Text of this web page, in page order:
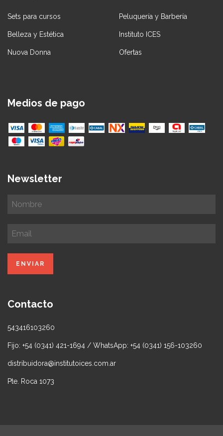
Sets para cursos Peluquería y Barbería
Belleza y Estética Instituto ICES
Nuova Donna Ofertas
Medios de pago
Newsletter
Contacto
543416103260
Fijo: +54 (0341) 421-1694 / WhatsApp: +54 (0341) 156-103260
distribuidora@institutoices.com.ar
Pte. Roca 1073